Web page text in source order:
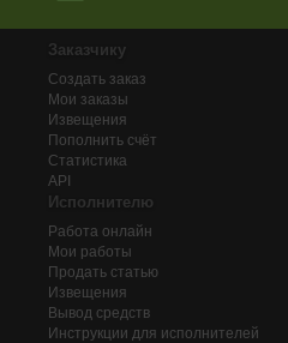
Заказчику
Создать заказ
Мои заказы
Извещения
Пополнить счёт
Статистика
API
Исполнителю
Работа онлайн
Мои работы
Продать статью
Извещения
Вывод средств
Инструкции для исполнителей